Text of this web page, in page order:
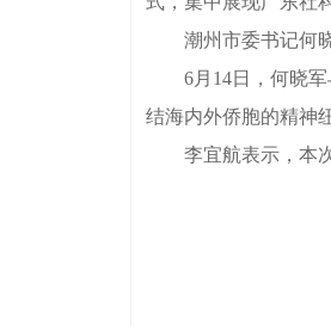
潮州市委书记何晓
6月14日，何晓军
结海内外侨胞的精神
李宜航表示，本次